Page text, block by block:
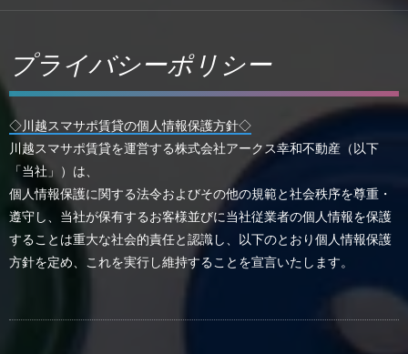
プライバシーポリシー
◇川越スマサポ賃貸の個人情報保護方針◇
川越スマサポ賃貸を運営する株式会社アークス幸和不動産（以下
「当社」）は、
個人情報保護に関する法令およびその他の規範と社会秩序を尊重・
遵守し、当社が保有するお客様並びに当社従業者の個人情報を保護
することは重大な社会的責任と認識し、以下のとおり個人情報保護
方針を定め、これを実行し維持することを宣言いたします。